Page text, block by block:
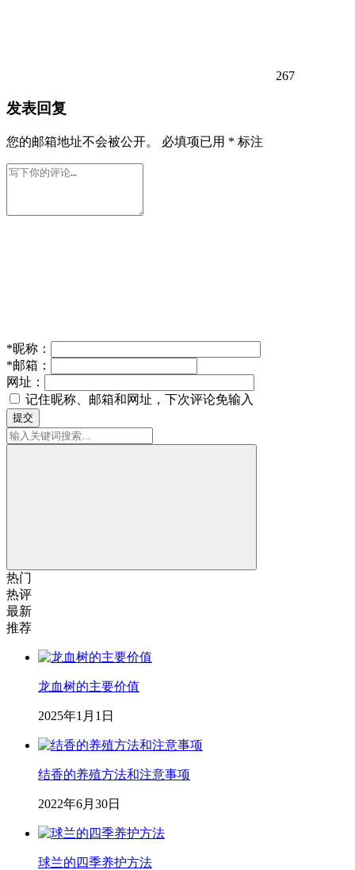
267
发表回复
您的邮箱地址不会被公开。 必填项已用 * 标注
*昵称：
*邮箱：
网址：
记住昵称、邮箱和网址，下次评论免输入
提交
热门
热评
最新
推荐
龙血树的主要价值
2025年1月1日
结香的养殖方法和注意事项
2022年6月30日
球兰的四季养护方法